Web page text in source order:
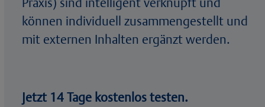
können individuell zusammengestellt und
mit externen Inhalten ergänzt werden.
Jetzt 14 Tage kostenlos testen.